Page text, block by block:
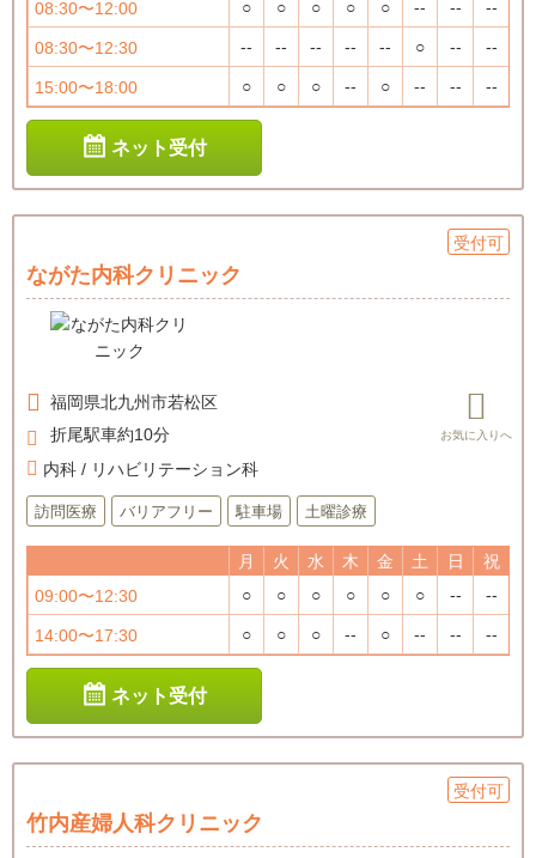
08:30〜12:00 ○ ○ ○ ○ ○ -- -- --
08:30〜12:30 -- -- -- -- -- ○ -- --
15:00〜18:00 ○ ○ ○ -- ○ -- -- --
ネット受付
受付可
ながた内科クリニック
福岡県北九州市若松区
折尾駅車約10分
内科 / リハビリテーション科
訪問医療 バリアフリー 駐車場 土曜診療
月 火 水 木 金 土 日
祝
09:00〜12:30
○ ○ ○ ○ ○ ○ -- --
14:00〜17:30 ○ ○ ○ -- ○ -- -- --
ネット受付
受付可
竹内産婦人科クリニック